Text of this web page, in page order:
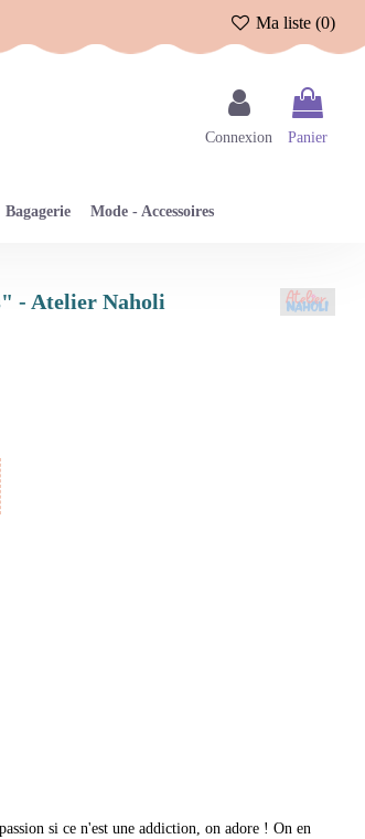
Ma liste (0)
Connexion Panier
Bagagerie Mode - Accessoires
- Atelier Naholi
si ce n'est une addiction, on adore ! On en